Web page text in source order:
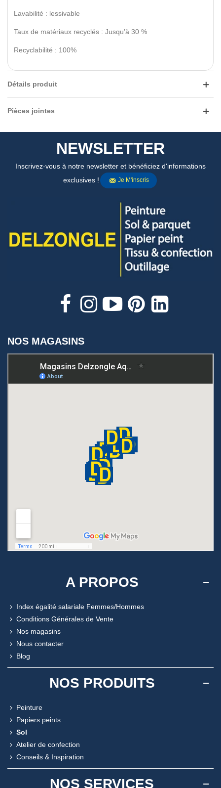
Lavabilité : lessivable
Taux de matériaux recyclés : Jusqu’à 30 %
Recyclabilité : 100%
Détails produit
Pièces jointes
NEWSLETTER
Inscrivez-vous à notre newsletter et bénéficiez d'informations
exclusives !
Je M'inscris
NOS MAGASINS
A PROPOS
Index égalité salariale Femmes/Hommes
Conditions Générales de Vente
Nos magasins
Nous contacter
Blog
NOS PRODUITS
Peinture
Papiers peints
Sol
Atelier de confection
Conseils & Inspiration
NOS SERVICES